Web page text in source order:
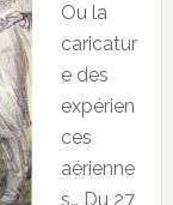
Ou la
caricatur
e des
expérien
ces
aérienne
s… Du 27